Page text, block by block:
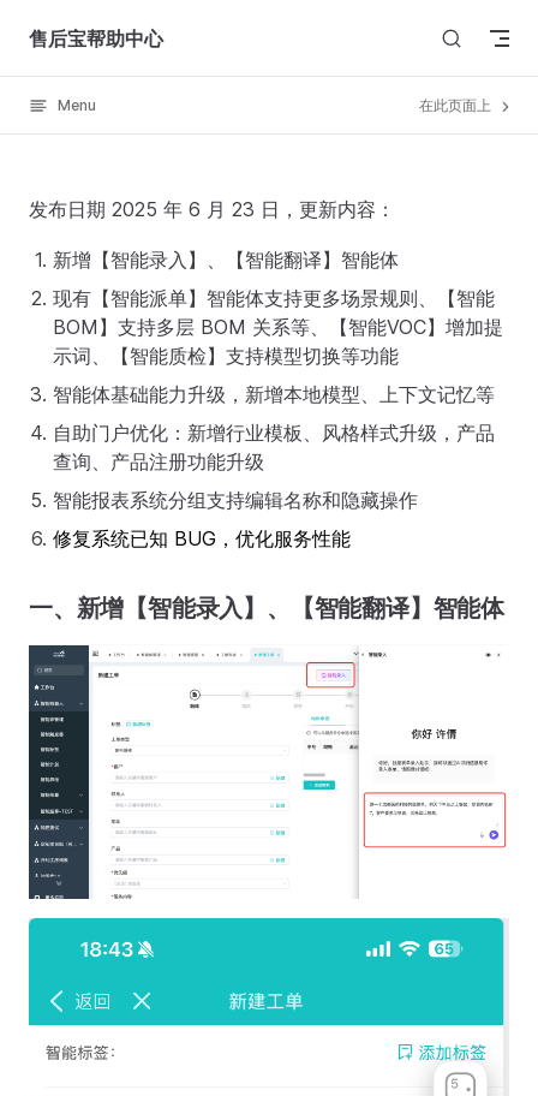
Skip to content
售后宝帮助中心
Menu 在此页面上
发布日期 2025 年 6 月 23 日，更新内容：
新增【智能录入】、【智能翻译】智能体
现有【智能派单】智能体支持更多场景规则、【智能
BOM】支持多层 BOM 关系等、【智能VOC】增加提
示词、【智能质检】支持模型切换等功能
智能体基础能力升级，新增本地模型、上下文记忆等
自助门户优化：新增行业模板、风格样式升级，产品
查询、产品注册功能升级
智能报表系统分组支持编辑名称和隐藏操作
修复系统已知 BUG，优化服务性能
一、新增【智能录入】、【智能翻译】智能体